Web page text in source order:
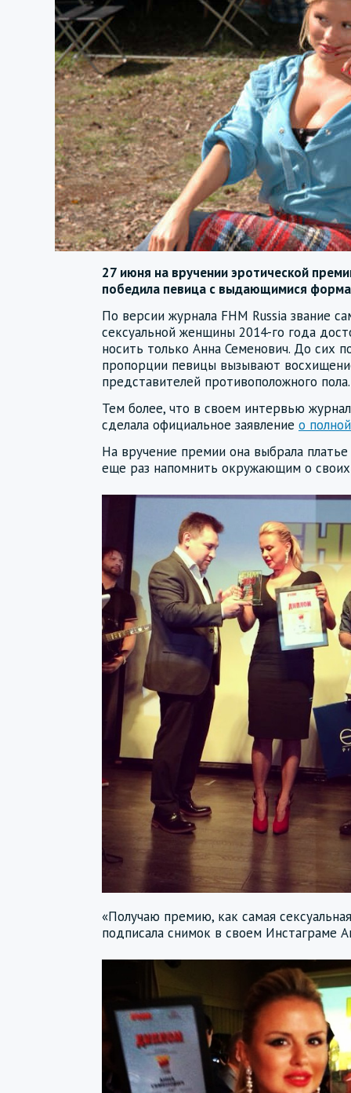
27 июня на вручении эротической
победила певица с выдающимися
По версии журнала FHM Russia звание
сексуальной женщины 2014-го года
носить только Анна Семенович. До сих
пропорции певицы вызывают
представителей противоположного пола.
Тем более, что в своем интервью
сделала официальное заявление о
На вручение премии она выбрала
еще раз напомнить окружающим о
«Получаю премию, как самая
подписала снимок в своем Инстаграме